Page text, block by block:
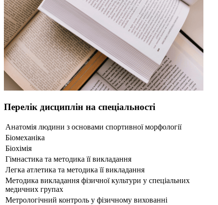
Перелік дисциплін на спеціальності
Анатомія людини з основами спортивної морфології
Біомеханіка
Біохімія
Гімнастика та методика її викладання
Легка атлетика та методика її викладання
Методика викладання фізичної культури у спеціальних
медичних групах
Метрологічний контроль у фізичному вихованні